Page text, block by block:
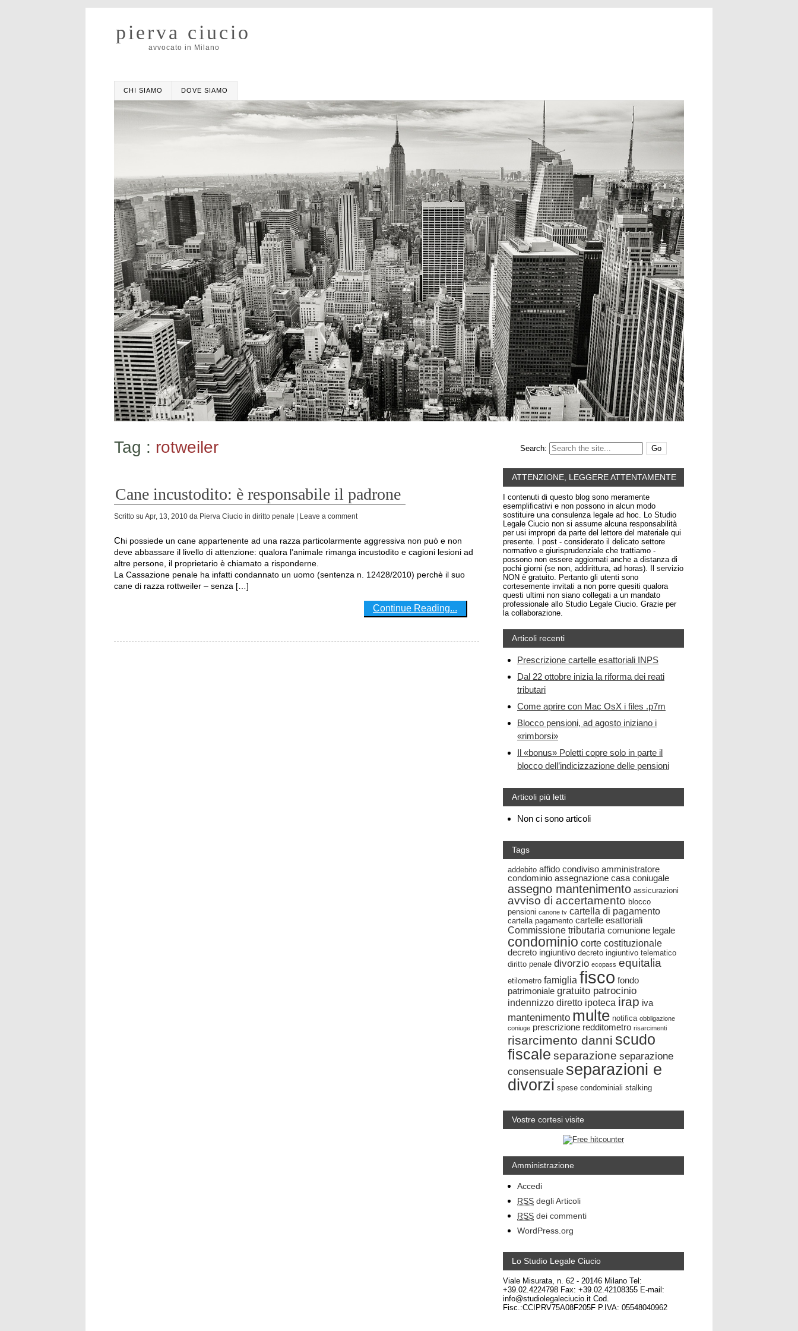
pierva ciucio
avvocato in Milano
CHI SIAMO DOVE SIAMO
Tag : rotweiler
Cane incustodito: è responsabile il padrone
Scritto su Apr, 13, 2010 da Pierva Ciucio in diritto penale | Leave a comment
Chi possiede un cane appartenente ad una razza particolarmente aggressiva non può e non
deve abbassare il livello di attenzione: qualora l’animale rimanga incustodito e cagioni lesioni ad
altre persone, il proprietario è chiamato a risponderne.
La Cassazione penale ha infatti condannato un uomo (sentenza n. 12428/2010) perchè il suo
cane di razza rottweiler – senza […]
Continue Reading...
Search:
ATTENZIONE, LEGGERE ATTENTAMENTE
I contenuti di questo blog sono meramente
esemplificativi e non possono in alcun modo
sostituire una consulenza legale ad hoc. Lo Studio
Legale Ciucio non si assume alcuna responsabilità
per usi impropri da parte del lettore del materiale qui
presente. I post - considerato il delicato settore
normativo e giurisprudenziale che trattiamo -
possono non essere aggiornati anche a distanza di
pochi giorni (se non, addirittura, ad horas). Il servizio
NON è gratuito. Pertanto gli utenti sono
cortesemente invitati a non porre quesiti qualora
questi ultimi non siano collegati a un mandato
professionale allo Studio Legale Ciucio. Grazie per
la collaborazione.
Articoli recenti
Prescrizione cartelle esattoriali INPS
Dal 22 ottobre inizia la riforma dei reati
tributari
Come aprire con Mac OsX i files .p7m
Blocco pensioni, ad agosto iniziano i
«rimborsi»
Il «bonus» Poletti copre solo in parte il
blocco dell’indicizzazione delle pensioni
Articoli più letti
Non ci sono articoli
Tags
addebito affido condiviso amministratore
condominio assegnazione casa coniugale
assegno mantenimento assicurazioni
avviso di accertamento blocco
pensioni canone tv cartella di pagamento
cartella pagamento cartelle esattoriali
Commissione tributaria comunione legale
condominio corte costituzionale
decreto ingiuntivo decreto ingiuntivo telematico
diritto penale divorzio ecopass equitalia
etilometro famiglia fisco fondo
patrimoniale gratuito patrocinio
indennizzo diretto ipoteca irap iva
mantenimento multe notifica obbligazione
coniuge prescrizione redditometro risarcimenti
risarcimento danni scudo
fiscale separazione separazione
consensuale separazioni e
divorzi spese condominiali stalking
Vostre cortesi visite
Amministrazione
Accedi
RSS degli Articoli
RSS dei commenti
WordPress.org
Lo Studio Legale Ciucio
Viale Misurata, n. 62 - 20146 Milano Tel:
+39.02.4224798 Fax: +39.02.42108355 E-mail:
info@studiolegaleciucio.it Cod.
Fisc.:CCIPRV75A08F205F P.IVA: 05548040962